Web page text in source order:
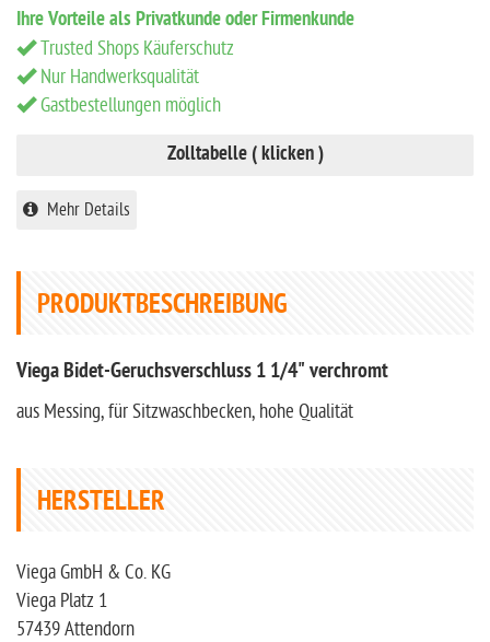
Ihre Vorteile als Privatkunde oder Firmenkunde
Trusted Shops Käuferschutz
Nur Handwerksqualität
Gastbestellungen möglich
Zolltabelle ( klicken )
Mehr Details
PRODUKTBESCHREIBUNG
Viega Bidet-Geruchsverschluss 1 1/4" verchromt
aus Messing, für Sitzwaschbecken, hohe Qualität
HERSTELLER
Viega GmbH & Co. KG
Viega Platz 1
57439 Attendorn